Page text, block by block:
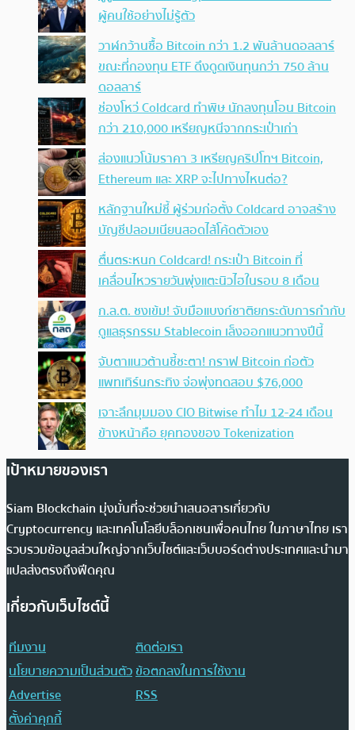
ผู้คนใช้อย่างไม่รู้ตัว
วาฬกว้านซื้อ Bitcoin กว่า 1.2 พันล้านดอลลาร์
ขณะที่กองทุน ETF ดึงดูดเงินทุนกว่า 750 ล้าน
ดอลลาร์
ช่องโหว่ Coldcard ทำพิษ นักลงทุนโอน Bitcoin
กว่า 210,000 เหรียญหนีจากกระเป๋าเก่า
ส่องแนวโน้มราคา 3 เหรียญคริปโทฯ Bitcoin,
Ethereum และ XRP จะไปทางไหนต่อ?
หลักฐานใหม่ชี้ ผู้ร่วมก่อตั้ง Coldcard อาจสร้าง
บัญชีปลอมเนียนสอดไส้โค้ดตัวเอง
ตื่นตระหนก Coldcard! กระเป๋า Bitcoin ที่
เคลื่อนไหวรายวันพุ่งแตะนิวไฮในรอบ 8 เดือน
ก.ล.ต. ชงเข้ม! จับมือแบงก์ชาติยกระดับการกำกับ
ดูแลธุรกรรม Stablecoin เล็งออกแนวทางปีนี้
จับตาแนวต้านชี้ชะตา! กราฟ Bitcoin ก่อตัว
แพทเทิร์นกระทิง จ่อพุ่งทดสอบ $76,000
เจาะลึกมุมมอง CIO Bitwise ทำไม 12-24 เดือน
ข้างหน้าคือ ยุคทองของ Tokenization
เป้าหมายของเรา
Siam Blockchain มุ่งมั่นที่จะช่วยนำเสนอสารเกี่ยวกับ
Cryptocurrency และเทคโนโลยีบล็อกเชนเพื่อคนไทย ในภาษาไทย เรา
รวบรวมข้อมูลส่วนใหญ่จากเว็บไซต์และเว็บบอร์ดต่างประเทศและนำมา
แปลส่งตรงถึงฟีดคุณ
เกี่ยวกับเว็บไซต์นี้
ทีมงาน
ติดต่อเรา
นโยบายความเป็นส่วนตัวข้อตกลงในการใช้งาน
Advertise
RSS
ตั้งค่าคุกกี้